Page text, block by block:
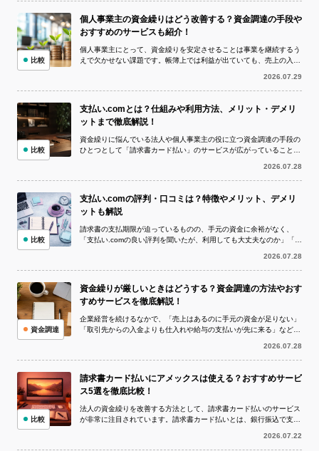
個人事業主の資金繰りはどう改善する？資金調達の手段や
おすすめのサービスも紹介！
個人事業主にとって、資金繰りを安定させることは事業を継続するう
えで欠かせない課題です。帳簿上では利益が出ていても、売上の入金
2026.07.29
比較
支払い.comとは？仕組みや利用方法、メリット・デメリ
ットまで徹底解説！
資金繰りに悩んでいる法人や個人事業主の役に立つ資金調達の手段の
ひとつとして「請求書カード払い」のサービスが広がっていることを
2026.07.28
比較
支払い.comの評判・口コミは？特徴やメリット、デメリ
ットも解説
請求書の支払期限が迫っているものの、手元の資金に余裕がなく、
「支払い.comの良い評判を聞いたが、利用しても大丈夫なのか」「実
2026.07.28
比較
資金繰りが厳しいときはどうする？資金調達の方法やおす
すめサービスを徹底解説！
企業経営を続けるなかで、「売上はあるのに手元の資金が足りない」
「取引先からの入金よりも仕入れや給与の支払いが先に来る」など、
2026.07.28
資金調達
請求書カード払いにアメックスは使える？おすすめサービ
ス5選を徹底比較！
法人の資金繰りを改善する方法として、請求書カード払いのサービス
が非常に注目されています。請求書カード払いとは、銀行振込で支払
2026.07.22
比較